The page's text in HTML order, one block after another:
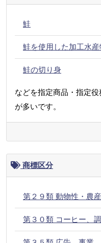
鮭
鮭を使用した加工水産
鮭の切り身
などを指定商品・指定
が多いです。
商標区分
第２９類 動物性・農
第３０類 コーヒー、